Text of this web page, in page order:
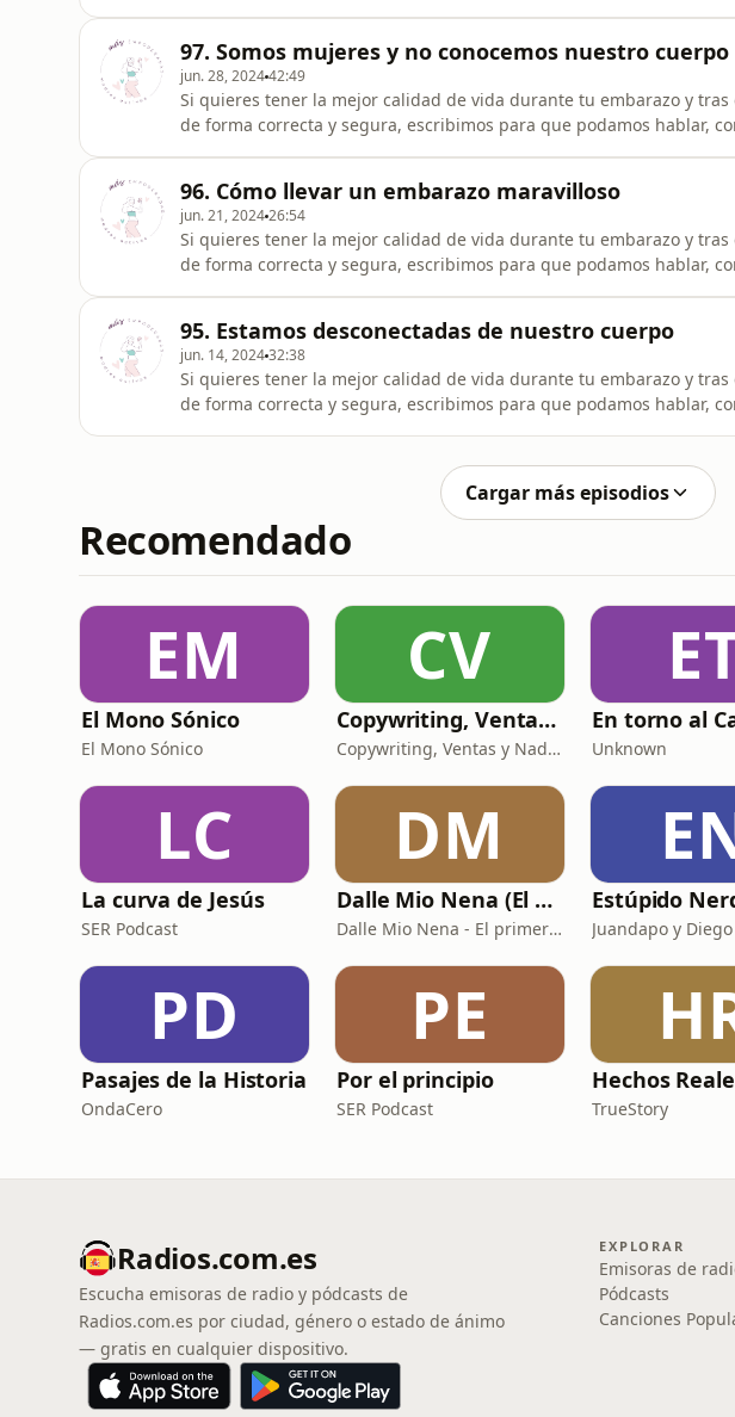
entrenamiento
97. Somos mujeres y no conocemos nuestro cuerpo
jun. 28, 202442:49
Si quieres tener la mejor calidad de vida durante tu embarazo y
de forma correcta y segura, escribimos para que podamos hablar,
entrenamiento
96. Cómo llevar un embarazo maravilloso
jun. 21, 202426:54
Si quieres tener la mejor calidad de vida durante tu embarazo y
de forma correcta y segura, escribimos para que podamos hablar,
entrenamiento
95. Estamos desconectadas de nuestro cuerpo
jun. 14, 202432:38
Si quieres tener la mejor calidad de vida durante tu embarazo y
de forma correcta y segura, escribimos para que podamos hablar,
Cargar más episodios
Recomendado
EM
El Mono Sónico
El Mono Sónico
CV
Copywriting, Ventas y Nada que perder
Copywriting, Ventas y Nada que Perder Unknown
LC
La curva de Jesús
SER Podcast
DM
Dalle Mio Nena (El primer podcast rural de España)
Dalle Mio Nena - El primer podcast rural de España
Estúpido
Juandapo y Diego
PD
Pasajes de la Historia
OndaCero
PE
Por el principio
SER Podcast
Hechos
TrueStory
Radios.com.es
Escucha emisoras de radio y pódcasts de
Radios.com.es por ciudad, género o estado de ánimo
— gratis en cualquier dispositivo.
EXPLORAR
Emisoras de
Pódcasts
Canciones